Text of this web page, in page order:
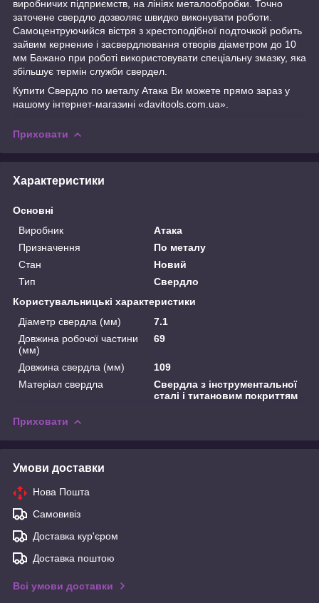
виробничих підприємств, на лініях металообробки. Точно
заточене свердло дозволяє швидко виконувати роботи.
Самоцентруючийся вістря з хрестоподібної подточкой робить
зайвим кернение і засвердлювання отворів діаметром до 10
мм Бажано при роботі використовувати спеціальну змазку, яка
збільшує термін служби свердел.
Купити Свердло по металу Атака Ви можете прямо зараз у
нашому інтернет-магазині «davitools.com.ua».
Приховати
Характеристики
Основні
Виробник
Атака
Призначення
По металу
Стан
Новий
Тип
Свердло
Користувальницькі характеристики
Діаметр свердла (мм)
7.1
Довжина робочої частини
(мм)
69
Довжина свердла (мм)
109
Матеріал свердла
Свердла з інструментальної
сталі і титановим покриттям
Приховати
Умови доставки
Нова Пошта
Самовивіз
Доставка кур'єром
Доставка поштою
Всі умови доставки